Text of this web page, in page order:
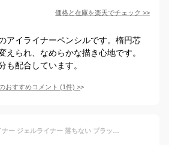
価格と在庫を楽天でチェック >>
アイライナーペンシルです。楕円芯
えられ、なめらかな描き心地です。
も配合しています。
おすすめコメント (1件) >
春メイク アイライナー ジェルライナー 落ちない ブラック ウォータープルーフ 繰り出しアイライナー ペンシル なめらかな描き心地 高発色 極細ライン 密着 すっと溶け込む 抜け感 落ちにくい スマッジプルーフ 目元 2in1ジェルアイライナー